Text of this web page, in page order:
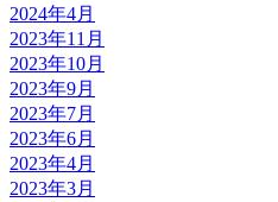
2024年4月
2023年11月
2023年10月
2023年9月
2023年7月
2023年6月
2023年4月
2023年3月